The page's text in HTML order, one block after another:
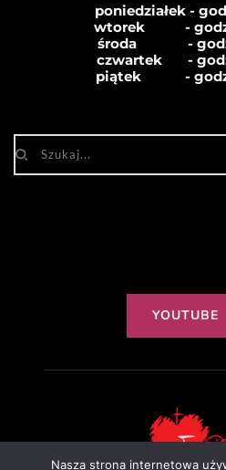
poniedziałek -
wtorek           -
środa              -
czwartek       -
piątek            -
YOUTUBE
Nasza strona internetowa